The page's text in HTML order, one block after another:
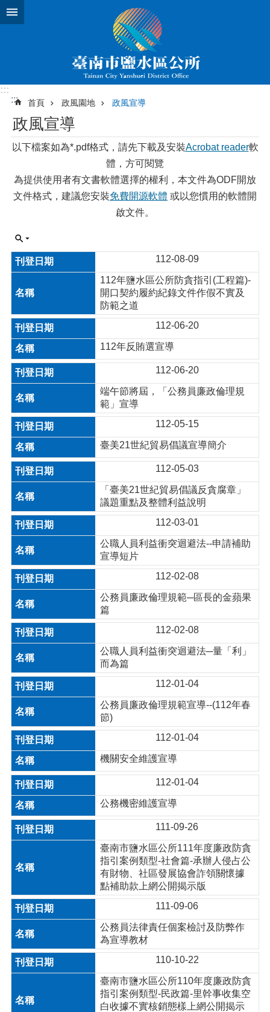
跳到主要內容區塊
:::
:::
首頁 政風園地 政風宣導
政風宣導
以下檔案如為*.pdf格式，請先下載及安裝Acrobat reader軟
體，方可閱覽
為提供使用者有文書軟體選擇的權利，本文件為ODF開放
文件格式，建議您安裝免費開源軟體 或以您慣用的軟體開
啟文件。
112-08-09
112年鹽水區公所防貪指引(工程篇)-
開口契約履約紀錄文件作假不實及
防範之道
112-06-20
112年反賄選宣導
112-06-20
端午節將屆，「公務員廉政倫理規
範」宣導
112-05-15
臺美21世紀貿易倡議宣導簡介
112-05-03
「臺美21世紀貿易倡議反貪腐章」
議題重點及整體利益說明
112-03-01
公職人員利益衝突迴避法--申請補助
宣導短片
112-02-08
公務員廉政倫理規範─區長的金蘋果
篇
112-02-08
公職人員利益衝突迴避法─量「利」
而為篇
112-01-04
公務員廉政倫理規範宣導--(112年春
節)
112-01-04
機關安全維護宣導
112-01-04
公務機密維護宣導
111-09-26
臺南市鹽水區公所111年度廉政防貪
指引案例類型-社會篇-承辦人侵占公
有財物、社區發展協會詐領關懷據
點補助款上網公開揭示版
111-09-06
公務員法律責任個案檢討及防弊作
為宣導教材
110-10-22
臺南市鹽水區公所110年度廉政防貪
指引案例類型-民政篇-里幹事收集空
白收據不實核銷態樣上網公開揭示